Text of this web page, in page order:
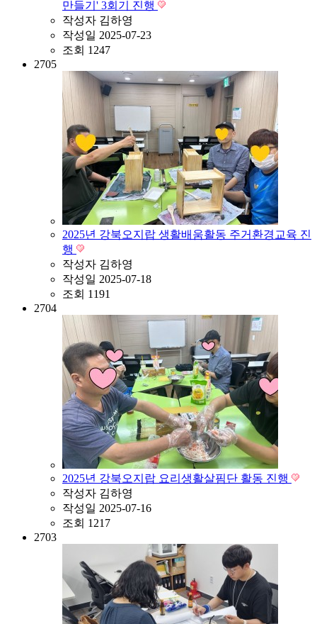
만들기' 3회기 진행
작성자 김하영
작성일 2025-07-23
조회 1247
2705
2025년 강북오지랍 생활배움활동 주거환경교육 진
행
작성자 김하영
작성일 2025-07-18
조회 1191
2704
2025년 강북오지랍 요리생활살핌단 활동 진행
작성자 김하영
작성일 2025-07-16
조회 1217
2703